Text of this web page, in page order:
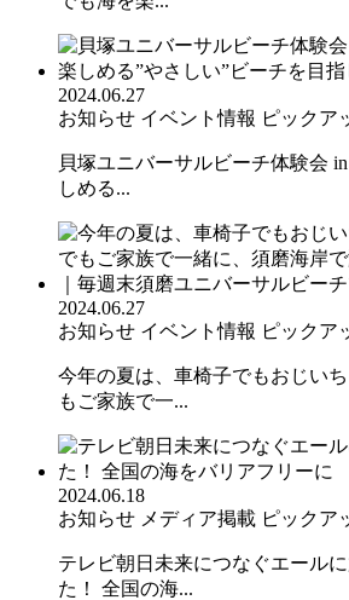
2024.06.27
お知らせ イベント情報 ピックア
貝塚ユニバーサルビーチ体験会
しめる...
2024.06.27
お知らせ イベント情報 ピックア
今年の夏は、車椅子でもおじい
もご家族で一...
2024.06.18
お知らせ メディア掲載 ピックア
テレビ朝日未来につなぐエール
た！ 全国の海...